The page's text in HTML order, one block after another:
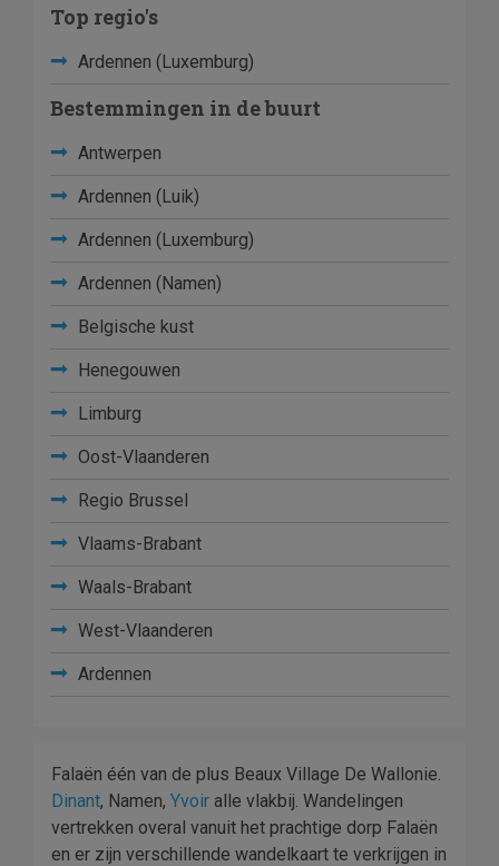
Top regio's
Ardennen (Luxemburg)
Bestemmingen in de buurt
Antwerpen
Ardennen (Luik)
Ardennen (Luxemburg)
Ardennen (Namen)
Belgische kust
Henegouwen
Limburg
Oost-Vlaanderen
Regio Brussel
Vlaams-Brabant
Waals-Brabant
West-Vlaanderen
Ardennen
Falaën één van de plus Beaux Village De Wallonie.
Dinant, Namen, Yvoir alle vlakbij. Wandelingen
vertrekken overal vanuit het prachtige dorp Falaën
en er zijn verschillende wandelkaart te verkrijgen in